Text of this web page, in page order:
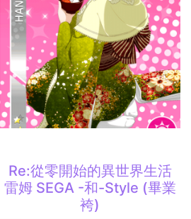
Re:從零開始的異世界生活
雷姆 SEGA -和-Style (畢業
袴)